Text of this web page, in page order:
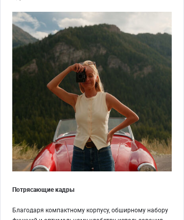
Потрясающие кадры
Благодаря компактному корпусу, обширному набору